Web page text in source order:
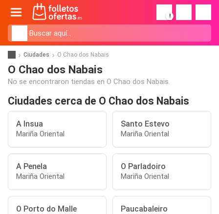
!
Ciudades O Chao dos Nabais
O Chao dos Nabais
No se encontraron tiendas en O Chao dos Nabais.
Ciudades cerca de O Chao dos Nabais
A Insua
Mariña Oriental
Santo Estevo
Mariña Oriental
A Penela
Mariña Oriental
O Parladoiro
Mariña Oriental
O Porto do Malle Paucabaleiro